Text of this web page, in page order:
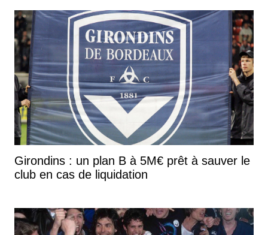
Girondins : un plan B à 5M€ prêt à sauver le
club en cas de liquidation